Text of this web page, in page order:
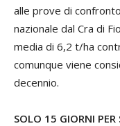
alle prove di
nazionale dal Cra di
media di 6,2 t/ha
comunque viene
decennio.
SOLO 15 GIORNI